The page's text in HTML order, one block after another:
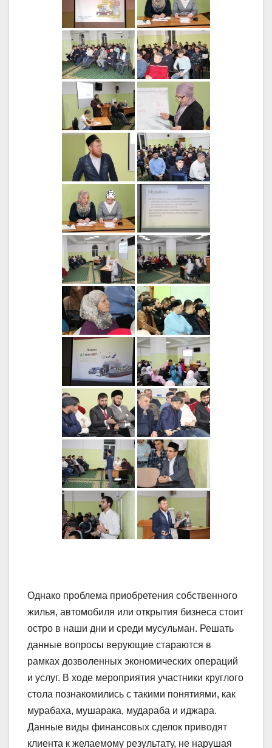
Однако проблема приобретения собственного
жилья, автомобиля или открытия бизнеса стоит
остро в наши дни и среди мусульман. Решать
данные вопросы верующие стараются в
рамках дозволенных экономических операций
и услуг. В ходе мероприятия участники круглого
стола познакомились с такими понятиями, как
мурабаха, мушарака, мудараба и иджара.
Данные виды финансовых сделок приводят
клиента к желаемому результату, не нарушая